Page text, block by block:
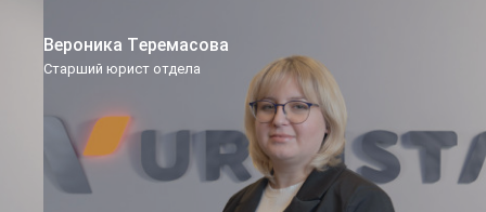
Вероника Теремасова
Старший юрист отдела